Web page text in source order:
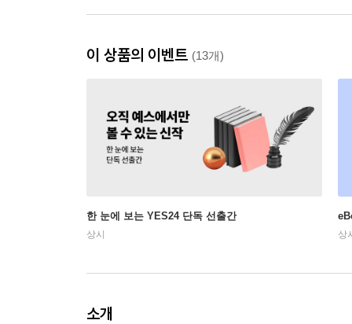
이 상품의 이벤트 (13개)
한 눈에 보는 YES24 단독 선출간
상시 상
소개